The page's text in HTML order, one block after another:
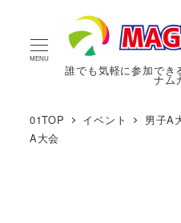
MENU
誰でも気軽に参加でき
ナム
01TOP イベント 男子A
A大会